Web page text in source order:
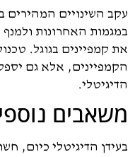
עקב השינויים המהירים
במגמות האחרונות
את קמפיינים בגוגל.
הקמפיינים, אלא גם
הדיגיטלי.
משאבים
בעידן הדיגיטלי כיום,